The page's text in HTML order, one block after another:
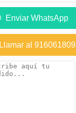
Enviar WhatsApp
Llamar al 916061809